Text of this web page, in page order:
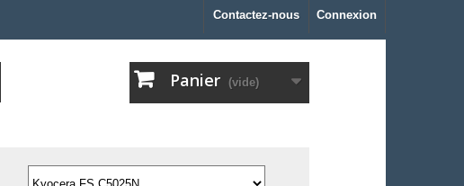
Connexion
Contactez-nous
Panier (vide)